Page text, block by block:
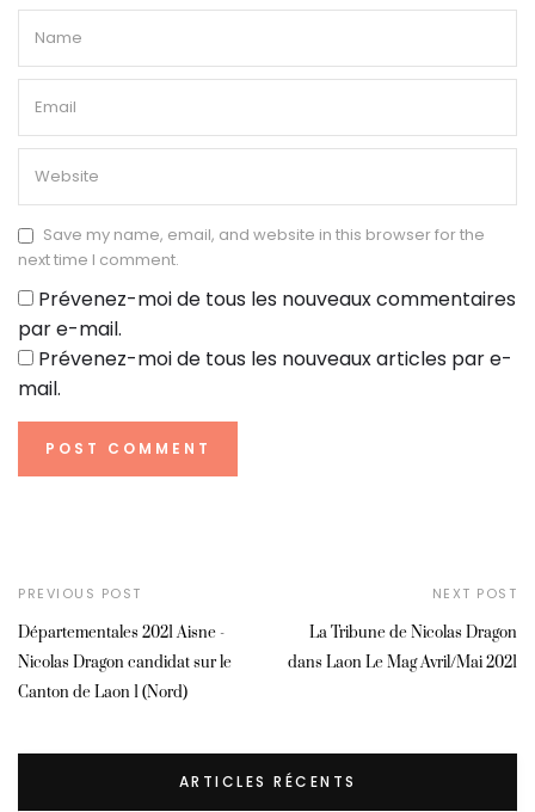
Save my name, email, and website in this browser for the
next time I comment.
Prévenez-moi de tous les nouveaux commentaires
par e-mail.
Prévenez-moi de tous les nouveaux articles par e-
mail.
PREVIOUS POST
Départementales 2021 Aisne -
Nicolas Dragon candidat sur le
Canton de Laon 1 (Nord)
NEXT POST
La Tribune de Nicolas Dragon
dans Laon Le Mag Avril/Mai 2021
ARTICLES RÉCENTS